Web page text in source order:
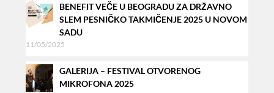
BENEFIT VEČE U BEOGRADU ZA DRŽAVNO
SLEM PESNIČKO TAKMIČENJE 2025 U NOVOM
SADU
11/05/2025
GALERIJA – FESTIVAL OTVORENOG
MIKROFONA 2025